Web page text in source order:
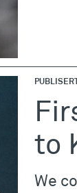
to
We